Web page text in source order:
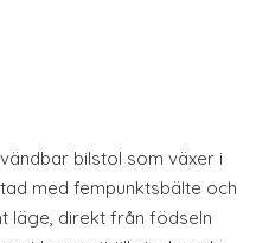
bilstol som växer i
med fempunktsbälte och
läge, direkt från födseln